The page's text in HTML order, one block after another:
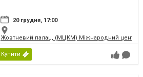
20 грудня, 17:00
Жовтневий палац, (МЦКМ) Міжнародний центр
Купити